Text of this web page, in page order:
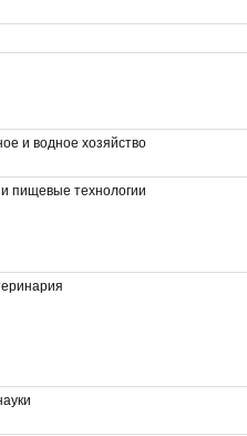
и водное хозяйство
пищевые технологии